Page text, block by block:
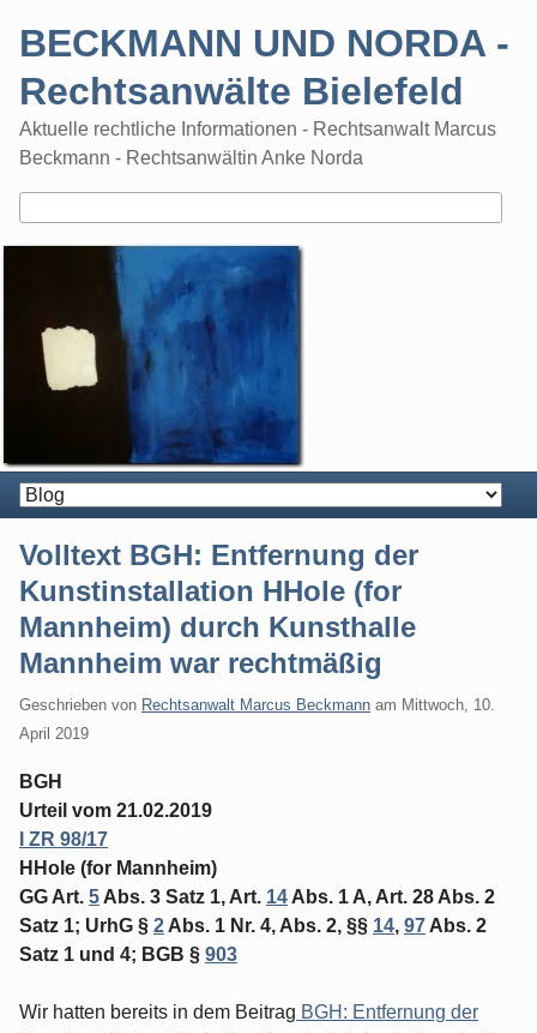
BECKMANN UND NORDA -
Rechtsanwälte Bielefeld
Aktuelle rechtliche Informationen - Rechtsanwalt Marcus
Beckmann - Rechtsanwältin Anke Norda
Volltext BGH: Entfernung der
Kunstinstallation HHole (for
Mannheim) durch Kunsthalle
Mannheim war rechtmäßig
Geschrieben von Rechtsanwalt Marcus Beckmann am Mittwoch, 10.
April 2019
BGH
Urteil vom 21.02.2019
I ZR 98/17
HHole (for Mannheim)
GG Art. 5 Abs. 3 Satz 1, Art. 14 Abs. 1 A, Art. 28 Abs. 2
Satz 1; UrhG § 2 Abs. 1 Nr. 4, Abs. 2, §§ 14, 97 Abs. 2
Satz 1 und 4; BGB § 903
Wir hatten bereits in dem Beitrag BGH: Entfernung der